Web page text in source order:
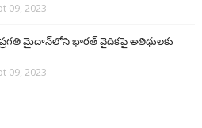
09, 2023
ప్రగతి మైదాన్‌లోని భారత్ వైదికపై అతిథులకు
09, 2023